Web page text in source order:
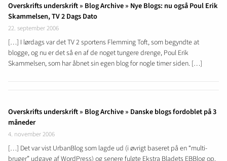
Overskrifts underskrift » Blog Archive » Nye Blogs: nu også Poul Erik
Skammelsen, TV 2 Dags Dato
22. september 2006
[…] I lørdags var det TV 2 sportens Flemming Toft, som begyndte at
blogge, og nu er det så en af de noget tungere drenge, Poul Erik
Skammelsen, som har åbnet sin egen blog for nogle timer siden. […]
Overskrifts underskrift » Blog Archive » Danske blogs fordoblet på 3
måneder
4. november 2006
[…] Det var vist UrbanBlog som lagde ud (i øvrigt baseret på en “multi-
bruger” udgave af WordPress) og senere fulgte Ekstra Bladets EBBlog op.